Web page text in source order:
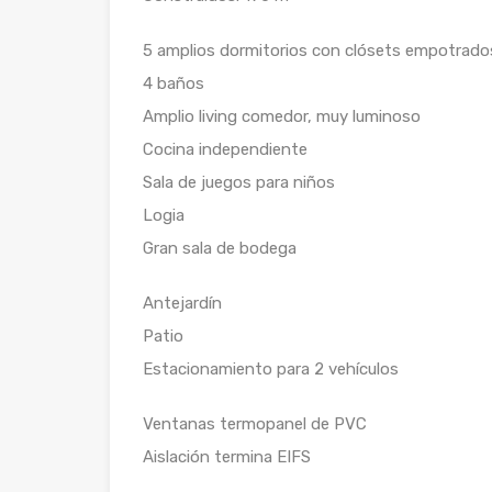
5 amplios dormitorios con clósets
4 baños
Amplio living comedor, muy luminoso
Cocina independiente
Sala de juegos para niños
Logia
Gran sala de bodega
Antejardín
Patio
Estacionamiento para 2 vehículos
Ventanas termopanel de PVC
Aislación termina EIFS